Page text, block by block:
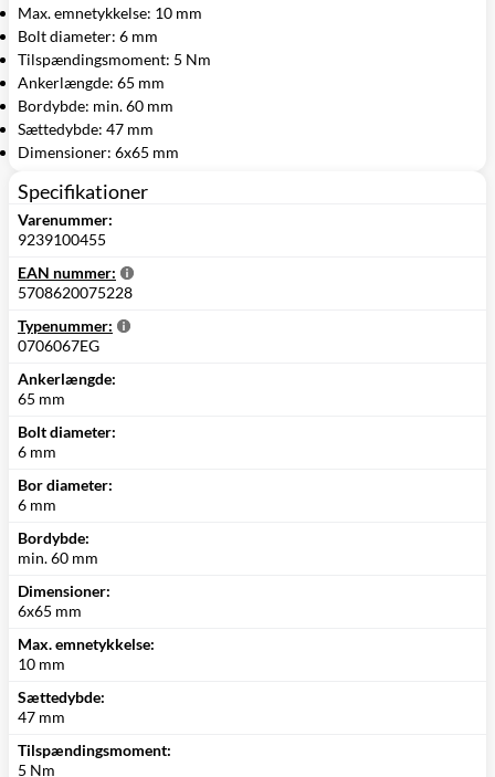
Max. emnetykkelse: 10 mm
Bolt diameter: 6 mm
Tilspændingsmoment: 5 Nm
Ankerlængde: 65 mm
Bordybde: min. 60 mm
Sættedybde: 47 mm
Dimensioner: 6x65 mm
Specifikationer
Varenummer:
9239100455
EAN nummer:
5708620075228
Typenummer:
0706067EG
Ankerlængde:
65 mm
Bolt diameter:
6 mm
Bor diameter:
6 mm
Bordybde:
min. 60 mm
Dimensioner:
6x65 mm
Max. emnetykkelse:
10 mm
Sættedybde:
47 mm
Tilspændingsmoment:
5 Nm